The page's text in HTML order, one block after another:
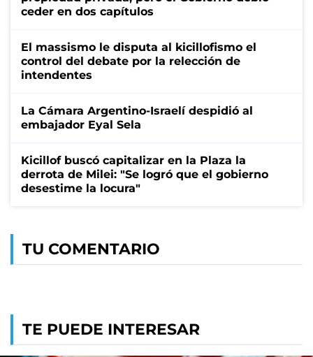
ceder en dos capítulos
El massismo le disputa al kicillofismo el
control del debate por la relección de
intendentes
La Cámara Argentino-Israelí despidió al
embajador Eyal Sela
Kicillof buscó capitalizar en la Plaza la
derrota de Milei: "Se logró que el gobierno
desestime la locura"
TU COMENTARIO
TE PUEDE INTERESAR